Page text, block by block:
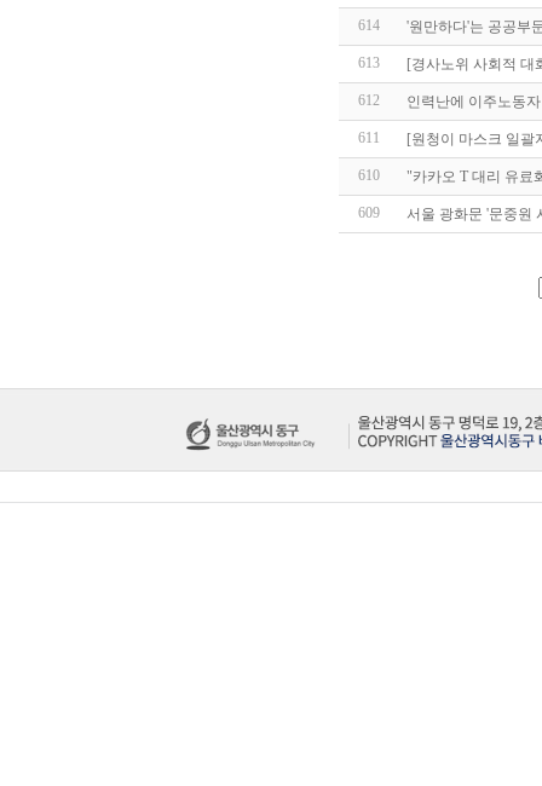
614 '원만하다'는 공공부
613 [경사노위 사회적
612 인력난에 이주노동
611 [원청이 마스크 일
610 "카카오 T 대리 유료
609 서울 광화문 '문중원